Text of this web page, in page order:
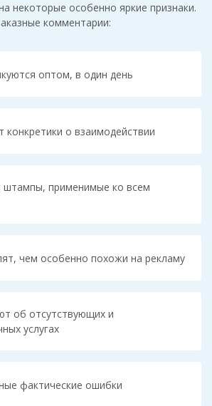
некоторые особенно яркие признаки.
комментарии:
оптом, в один день
конкретики о взаимодействии
штампы, применимые ко всем
чем особенно похожи на рекламу
об отсутствующих и
услугах
фактические ошибки